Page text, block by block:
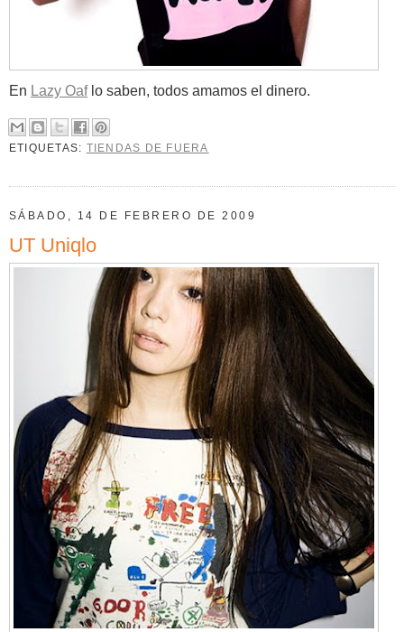
En Lazy Oaflo saben, todos amamos el dinero.
ETIQUETAS: TIENDAS DE FUERA
SÁBADO, 14 DE FEBRERO DE 2009
UT Uniqlo